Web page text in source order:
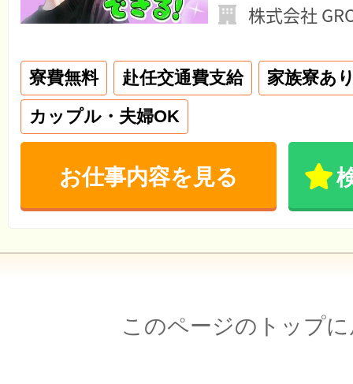
株式会社
寮費無料 赴任交通費支給
家族寮あ
カップル・夫婦OK
お仕事内容を見る
このページのトップ